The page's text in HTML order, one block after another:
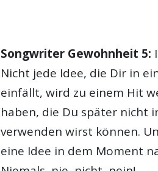
Songwriter Gewohnheit 5:
Nicht jede Idee, die Dir in
einfällt, wird zu einem Hit
haben, die Du später nicht
verwenden wirst können.
eine Idee in dem Moment